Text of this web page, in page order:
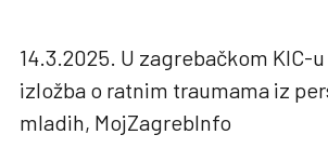
14.3.2025. U zagrebačkom KIC-
izložba o ratnim traumama iz
mladih, MojZagrebInfo